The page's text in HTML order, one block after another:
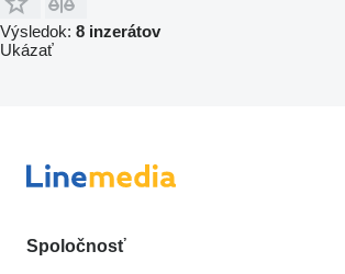
Výsledok: 8 inzerátov
Ukázať
Spoločnosť